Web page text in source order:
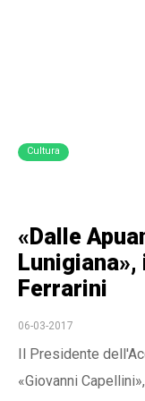
Cultura
«Dalle
Ferrarini
06-03-2017
Il Presidente
«Giovanni